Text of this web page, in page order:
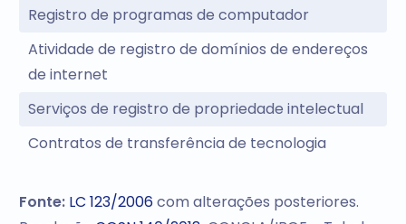
Registro de programas de computador
Atividade de registro de domínios de endereços
de internet
Serviços de registro de propriedade intelectual
Contratos de transferência de tecnologia
Fonte: LC 123/2006com alterações posteriores.